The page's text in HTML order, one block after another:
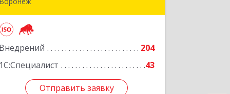
Внедрений
204
1С:Специалист
43
Отправить заявку
Платонова ул, дом № 19, пом.14
Подробнее
Отправить заявку